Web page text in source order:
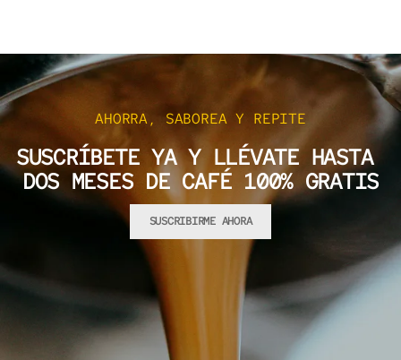
AHORRA, SABOREA Y REPITE
SUSCRÍBETE YA Y LLÉVATE HASTA
DOS MESES DE CAFÉ 100% GRATIS
SUSCRIBIRME AHORA